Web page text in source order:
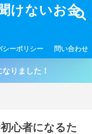
けないお金
シーポリシー 問い合わせ
りました！
心者になるた